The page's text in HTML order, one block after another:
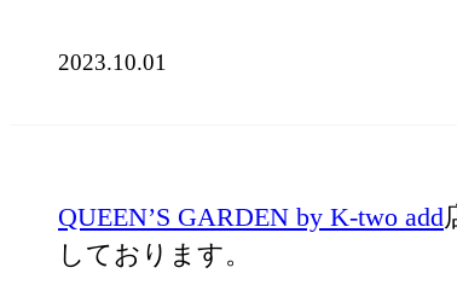
2023.10.01
QUEEN’S GARDEN by K-two add
しております。